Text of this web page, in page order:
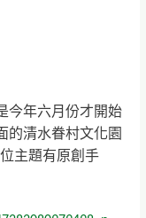
今年六月份才開始
的清水眷村文化園
位主題有原創手